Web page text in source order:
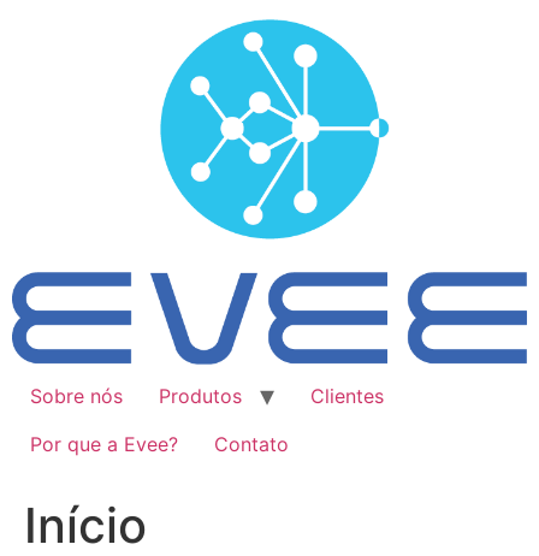
Sobre nós Produtos
Clientes
Por que a Evee?
Contato
Início